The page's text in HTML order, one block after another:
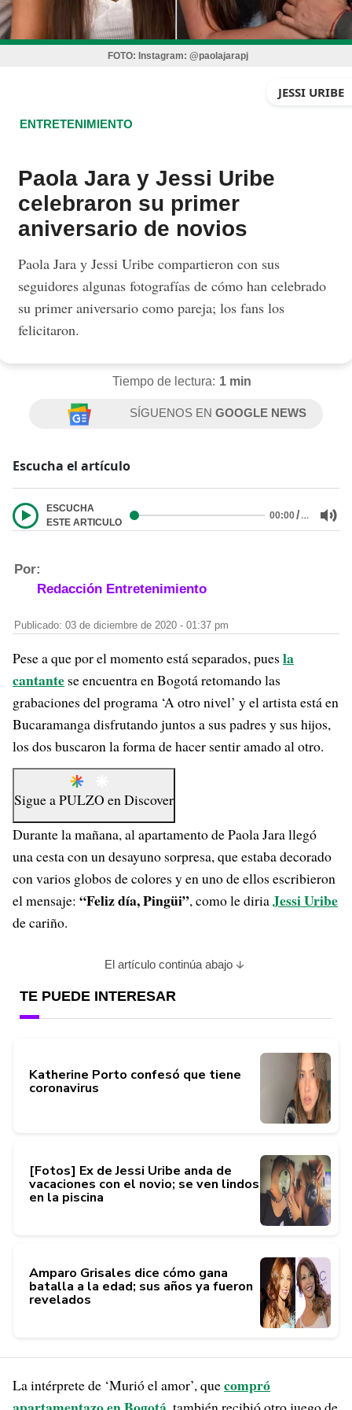
FOTO: Instagram: @paolajarapj
JESSI URIBE
ENTRETENIMIENTO
Paola Jara y Jessi Uribe
celebraron su primer
aniversario de novios
Paola Jara y Jessi Uribe compartieron con sus
seguidores algunas fotografías de cómo han celebrado
su primer aniversario como pareja; los fans los
felicitaron.
Tiempo de lectura: 1 min
SÍGUENOS ENGOOGLE NEWS
Escucha el artículo
ESCUCHA
ESTE ARTICULO
00:00/…
Por:
Redacción Entretenimiento
Publicado: 03 de diciembre de 2020 - 01:37 pm
Pese a que por el momento está separados, pues la
cantante se encuentra en Bogotá retomando las
grabaciones del programa ‘A otro nivel’ y el artista está en
Bucaramanga disfrutando juntos a sus padres y sus hijos,
los dos buscaron la forma de hacer sentir amado al otro.
Sigue aPULZO enDiscover
Durante la mañana, al apartamento de Paola Jara llegó
una cesta con un desayuno sorpresa, que estaba decorado
con varios globos de colores y en uno de ellos escribieron
el mensaje: “Feliz día, Pingüi”, como le diriaJessi Uribe
de cariño.
El artículo continúa abajo
TE PUEDE INTERESAR
Katherine Porto confesó que tiene
coronavirus
[Fotos] Ex de Jessi Uribe anda de
vacaciones con el novio; se ven lindos
en la piscina
Amparo Grisales dice cómo gana
batalla a la edad; sus años ya fueron
revelados
La intérprete de ‘Murió el amor’, quecompró